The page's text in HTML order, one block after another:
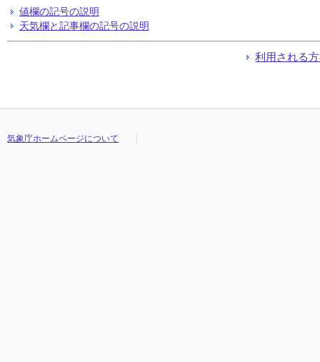
値欄の記号の説明
天気欄と記事欄の記号の説明
利用される
気象庁ホームページについて